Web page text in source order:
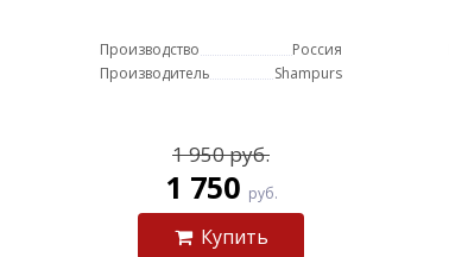
Производство
Россия
Производитель
Shampurs
1 950 руб.
1 750 руб.
Купить